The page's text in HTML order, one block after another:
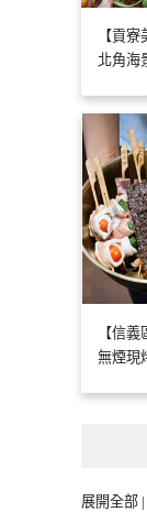
【貢
北角海
【信
無煙現
展開全部 |